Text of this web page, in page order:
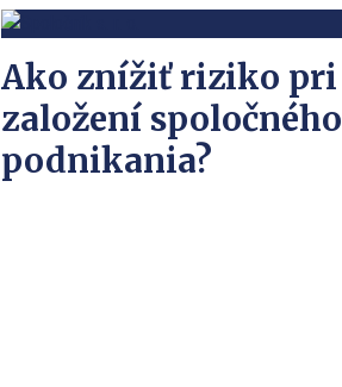
Ako znížiť riziko pri
založení spoločného
podnikania?